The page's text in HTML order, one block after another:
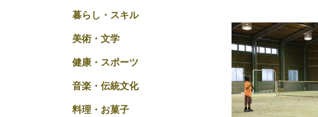
暮らし・スキル
美術・文学
健康・スポーツ
音楽・伝統文化
料理・お菓子